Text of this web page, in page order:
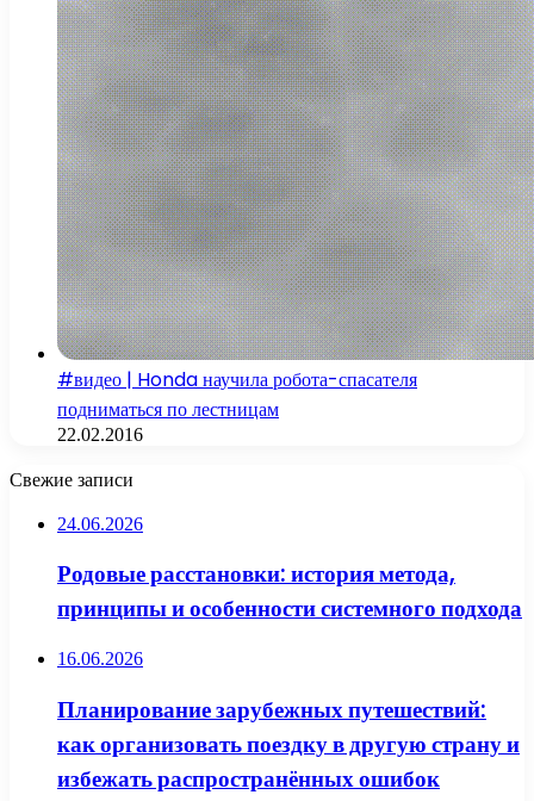
#видео | Honda научила робота-спасателя
подниматься по лестницам
22.02.2016
Свежие записи
24.06.2026
Родовые расстановки: история метода,
принципы и особенности системного подхода
16.06.2026
Планирование зарубежных путешествий:
как организовать поездку в другую страну и
избежать распространённых ошибок